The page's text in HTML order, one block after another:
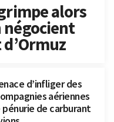
alors
négocient
d’infliger des
aériennes
pénurie de carburant